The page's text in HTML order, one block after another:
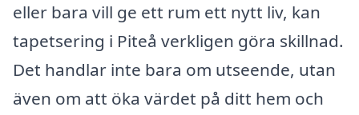
eller bara vill ge ett rum ett nytt liv, kan
tapetsering i Piteå verkligen göra skillnad.
Det handlar inte bara om utseende, utan
även om att öka värdet på ditt hem och